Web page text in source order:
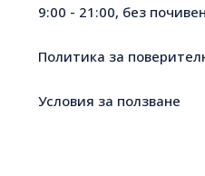
9:00 - 21:00, без
Политика за
Условия за ползване